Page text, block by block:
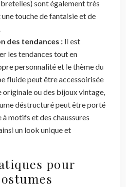
sont également très
touche de fantaisie et de
des tendances : Il est
les tendances tout en
personnalité et le thème du
fluide peut être accessoirisée
originale ou des bijoux vintage,
déstructuré peut être porté
à motifs et des chaussures
un look unique et
pour